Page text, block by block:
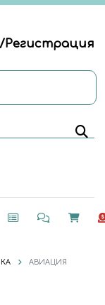
Регистрация
АВИАЦИЯ